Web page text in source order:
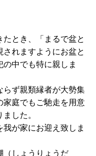
とき、「まるで盆と
れますようにお盆と
中でも特に親しま
らず親類縁者が大勢集
家庭でもご馳走を用意
した。
が家にお迎え致しま
（しょうりょうだ